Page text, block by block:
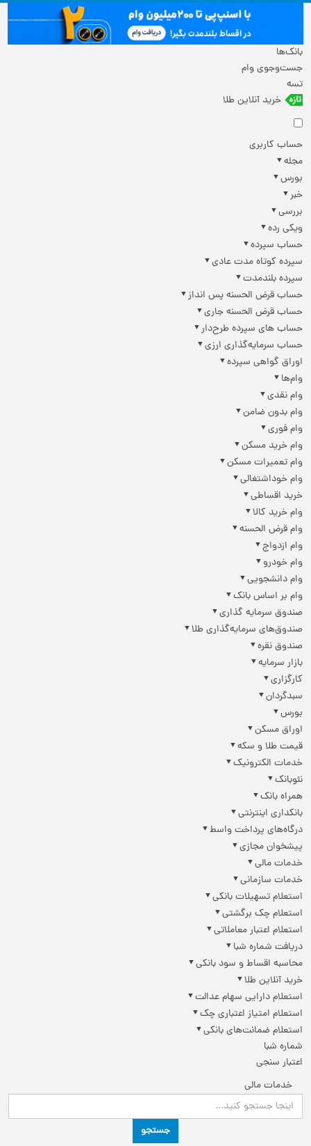
بانک‌ها
جست‌وجوی وام
تسه
خرید آنلاین طلا
حساب کاربری
مجله
بورس
خبر
بررسی
ویکی رده
حساب سپرده
سپرده کوتاه مدت عادی
سپرده بلندمدت
حساب قرض الحسنه پس انداز
حساب قرض الحسنه جاری
حساب های سپرده طرح‌دار
حساب سرمایه‌گذاری ارزی
اوراق گواهی سپرده
وام‌ها
وام نقدی
وام بدون ضامن
وام فوری
وام خرید مسکن
وام تعمیرات مسکن
وام خوداشتغالی
خرید اقساطی
وام خرید کالا
وام قرض الحسنه
وام ازدواج
وام خودرو
وام دانشجویی
وام بر اساس بانک
صندوق سرمایه گذاری
صندوق‌های سرمایه‌گذاری طلا
صندوق نقره
بازار سرمایه
کارگزاری
سبدگردان
بورس
اوراق مسکن
قیمت طلا و سکه
خدمات الکترونیک
نئوبانک
همراه بانک
بانکداری اینترنتی
درگاه‌های پرداخت واسط
پیشخوان مجازی
خدمات مالی
خدمات سازمانی
استعلام تسهیلات بانکی
استعلام چک برگشتی
استعلام اعتبار معاملاتی
دریافت شماره شبا
محاسبه اقساط و سود بانکی
خرید آنلاین طلا
استعلام دارایی سهام عدالت
استعلام امتیاز اعتباری چک
استعلام ضمانت‌های بانکی
شماره شبا
اعتبار سنجی
خدمات مالی
جستجو